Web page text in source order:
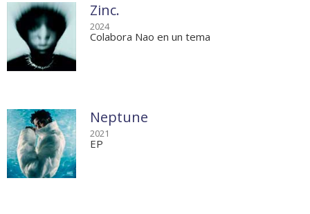
Zinc.
2024
Colabora Nao en un tema
Neptune
2021
EP